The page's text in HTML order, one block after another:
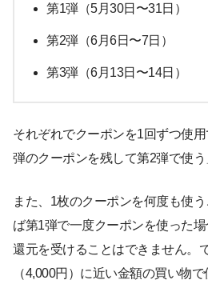
第1弾（5月30日〜31日）
第2弾（6月6日〜7日）
第3弾（6月13日〜14日）
それぞれでクーポンを1回ずつ使
弾のクーポンを残して第2弾で使う
また、1枚のクーポンを何度も使
ば第1弾で一度クーポンを使った
還元を受けることはできません。
（4,000円）に近い金額の買い物